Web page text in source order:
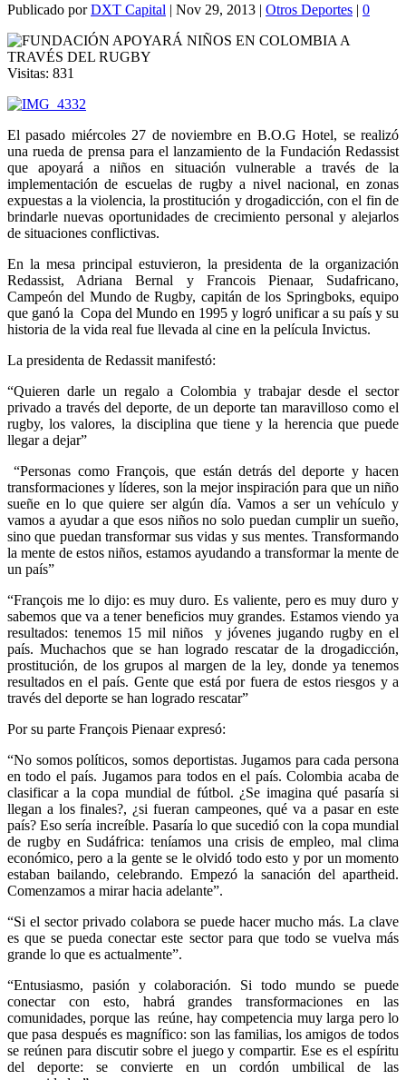
Publicado porDXT Capital | Nov 29, 2013 | Otros Deportes | 0
Visitas: 831
El pasado miércoles 27 de noviembre en B.O.G Hotel, se realizó
una rueda de prensa para el lanzamiento de la Fundación Redassist
que apoyará a niños en situación vulnerable a través de la
implementación de escuelas de rugby a nivel nacional, en zonas
expuestas a la violencia, la prostitución y drogadicción, con el fin de
brindarle nuevas oportunidades de crecimiento personal y alejarlos
de situaciones conflictivas.
En la mesa principal estuvieron, la presidenta de la organización
Redassist, Adriana Bernal y Francois Pienaar, Sudafricano,
Campeón del Mundo de Rugby, capitán de los Springboks, equipo
que ganó la Copa del Mundo en 1995 y logró unificar a su país y su
historia de la vida real fue llevada al cine en la película Invictus.
La presidenta de Redassit manifestó:
“Quieren darle un regalo a Colombia y trabajar desde el sector
privado a través del deporte, de un deporte tan maravilloso como el
rugby, los valores, la disciplina que tiene y la herencia que puede
llegar a dejar”
“Personas como François, que están detrás del deporte y hacen
transformaciones y líderes, son la mejor inspiración para que un niño
sueñe en lo que quiere ser algún día. Vamos a ser un vehículo y
vamos a ayudar a que esos niños no solo puedan cumplir un sueño,
sino que puedan transformar sus vidas y sus mentes. Transformando
la mente de estos niños, estamos ayudando a transformar la mente de
un país”
“François me lo dijo: es muy duro. Es valiente, pero es muy duro y
sabemos que va a tener beneficios muy grandes. Estamos viendo ya
resultados: tenemos 15 mil niños y jóvenes jugando rugby en el
país. Muchachos que se han logrado rescatar de la drogadicción,
prostitución, de los grupos al margen de la ley, donde ya tenemos
resultados en el país. Gente que está por fuera de estos riesgos y a
través del deporte se han logrado rescatar”
Por su parte François Pienaar expresó:
“No somos políticos, somos deportistas. Jugamos para cada persona
en todo el país. Jugamos para todos en el país. Colombia acaba de
clasificar a la copa mundial de fútbol. ¿Se imagina qué pasaría si
llegan a los finales?, ¿si fueran campeones, qué va a pasar en este
país? Eso sería increíble. Pasaría lo que sucedió con la copa mundial
de rugby en Sudáfrica: teníamos una crisis de empleo, mal clima
económico, pero a la gente se le olvidó todo esto y por un momento
estaban bailando, celebrando. Empezó la sanación del apartheid.
Comenzamos a mirar hacia adelante”.
“Si el sector privado colabora se puede hacer mucho más. La clave
es que se pueda conectar este sector para que todo se vuelva más
grande lo que es actualmente”.
“Entusiasmo, pasión y colaboración. Si todo mundo se puede
conectar con esto, habrá grandes transformaciones en las
comunidades, porque las reúne, hay competencia muy larga pero lo
que pasa después es magnífico: son las familias, los amigos de todos
se reúnen para discutir sobre el juego y compartir. Ese es el espíritu
del deporte: se convierte en un cordón umbilical de las